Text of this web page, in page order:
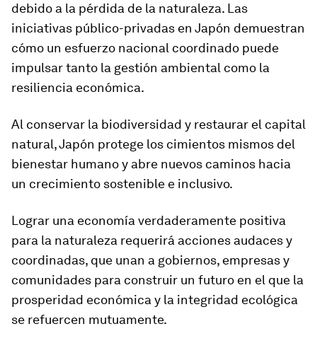
debido a la pérdida de la naturaleza. Las
iniciativas público-privadas en Japón demuestran
cómo un esfuerzo nacional coordinado puede
impulsar tanto la gestión ambiental como la
resiliencia económica.
Al conservar la biodiversidad y restaurar el capital
natural, Japón protege los cimientos mismos del
bienestar humano y abre nuevos caminos hacia
un crecimiento sostenible e inclusivo.
Lograr una economía verdaderamente positiva
para la naturaleza requerirá acciones audaces y
coordinadas, que unan a gobiernos, empresas y
comunidades para construir un futuro en el que la
prosperidad económica y la integridad ecológica
se refuercen mutuamente.